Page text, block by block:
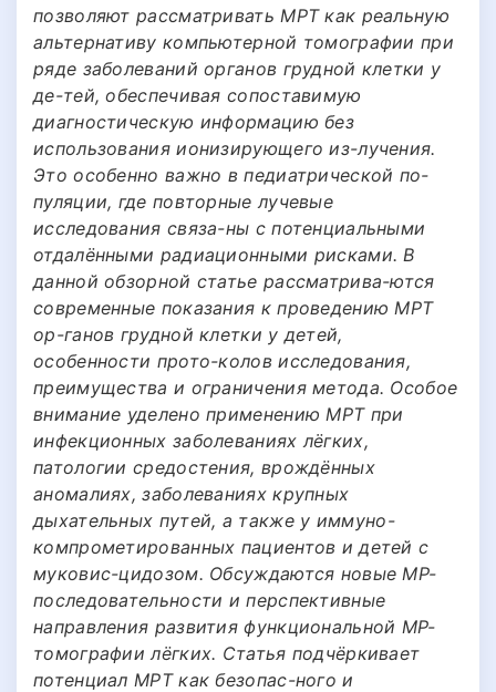
позволяют рассматривать МРТ как реальную
альтернативу компьютерной томографии при
ряде заболеваний органов грудной клетки у
де-тей, обеспечивая сопоставимую
диагностическую информацию без
использования ионизирующего из-лучения.
Это особенно важно в педиатрической по-
пуляции, где повторные лучевые
исследования связа-ны с потенциальными
отдалёнными радиационными рисками. В
данной обзорной статье рассматрива-ются
современные показания к проведению МРТ
ор-ганов грудной клетки у детей,
особенности прото-колов исследования,
преимущества и ограничения метода. Особое
внимание уделено применению МРТ при
инфекционных заболеваниях лёгких,
патологии средостения, врождённых
аномалиях, заболеваниях крупных
дыхательных путей, а также у иммуно-
компрометированных пациентов и детей с
муковис-цидозом. Обсуждаются новые МР-
последовательности и перспективные
направления развития функциональной МР-
томографии лёгких. Статья подчёркивает
потенциал МРТ как безопас-ного и